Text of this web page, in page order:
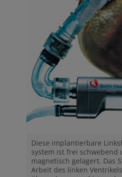
Diese implantierbare
system ist frei schwebend
magnetisch gelagert. Das
Arbeit des linken